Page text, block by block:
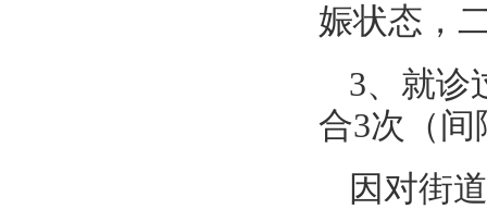
娠状态，
3、就诊
合3次（间
因对街